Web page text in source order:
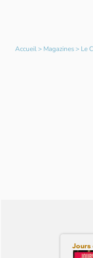
Accueil> Magazines> Le
Jours